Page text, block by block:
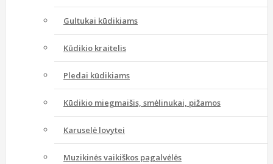
Gultukai kūdikiams
Kūdikio kraitelis
Pledai kūdikiams
Kūdikio miegmaišis, smėlinukai, pižamos
Karuselė lovytei
Muzikinės vaikiškos pagalvėlės